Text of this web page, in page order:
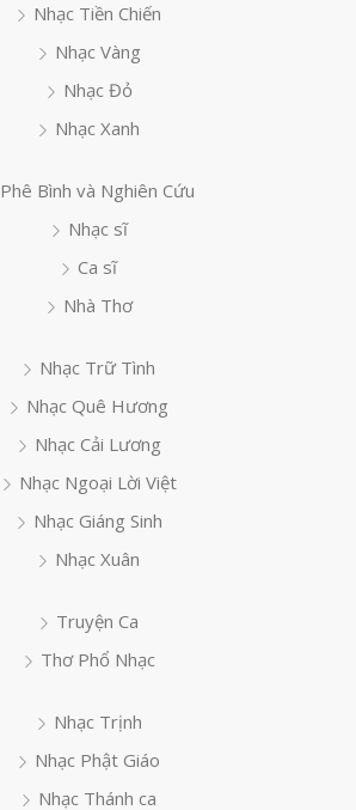
Nhạc Tiền Chiến
Nhạc Vàng
Nhạc Đỏ
Nhạc Xanh
Phê Bình và Nghiên Cứu
Nhạc sĩ
Ca sĩ
Nhà Thơ
Nhạc Trữ Tình
Nhạc Quê Hương
Nhạc Cải Lương
Nhạc Ngoại Lời Việt
Nhạc Giáng Sinh
Nhạc Xuân
Truyện Ca
Thơ Phổ Nhạc
Nhạc Trịnh
Nhạc Phật Giáo
Nhạc Thánh ca